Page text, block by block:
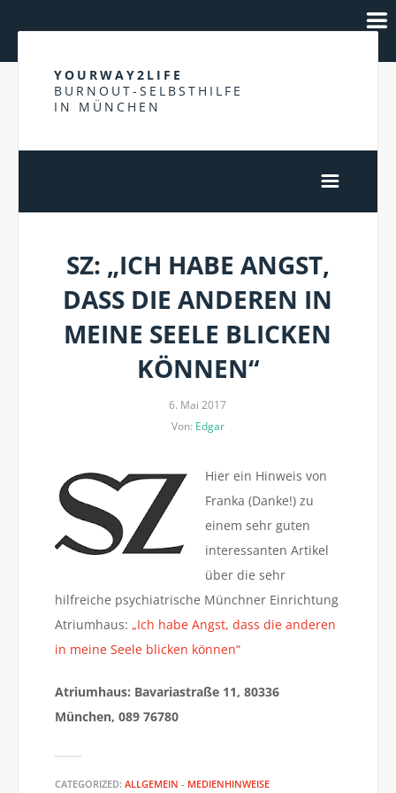
YOURWAY2LIFE
BURNOUT-SELBSTHILFE
IN MÜNCHEN
SZ: „ICH HABE ANGST,
DASS DIE ANDEREN IN
MEINE SEELE BLICKEN
KÖNNEN“
6. Mai 2017
Von: Edgar
Hier ein Hinweis von
Franka (Danke!) zu
einem sehr guten
interessanten Artikel
über die sehr
hilfreiche psychiatrische Münchner Einrichtung
Atriumhaus: „Ich habe Angst, dass die anderen
in meine Seele blicken können“
Atriumhaus: Bavariastraße 11, 80336
München, 089 76780
CATEGORIZED: ALLGEMEIN - MEDIENHINWEISE